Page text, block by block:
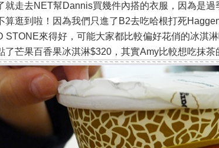
就走去NET幫Dannis買幾件內搭的衣服，因為是
算逛到啦！因為我們只進了B2去吃哈根打死
STONE來得好，可能大家都比較偏好花俏的冰淇淋
了芒果百香果冰淇淋$320，其實Amy比較想吃抹